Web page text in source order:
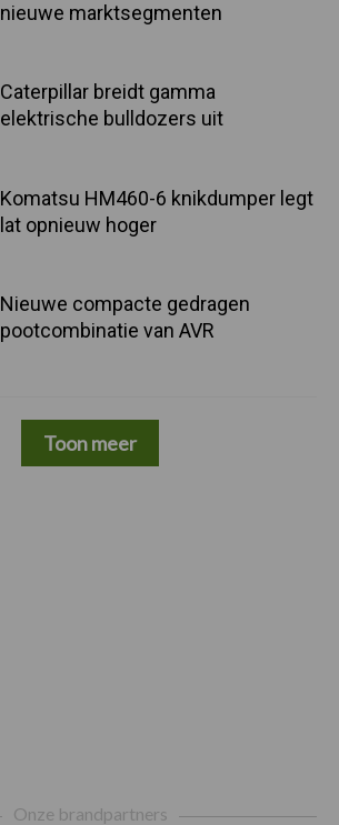
nieuwe marktsegmenten
Caterpillar breidt gamma
elektrische bulldozers uit
Komatsu HM460-6 knikdumper legt
lat opnieuw hoger
Nieuwe compacte gedragen
pootcombinatie van AVR
Toon meer
Onze brandpartners